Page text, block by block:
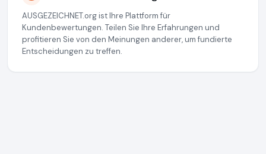
AUSGEZEICHNET.org ist Ihre Plattform für
Kundenbewertungen. Teilen Sie Ihre Erfahrungen und
profitieren Sie von den Meinungen anderer, um fundierte
Entscheidungen zu treffen.